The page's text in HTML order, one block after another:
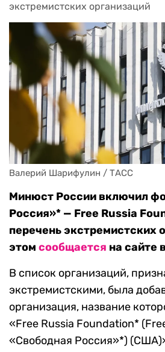
экстремистских организаций
Валерий Шарифулин / ТАСС
Минюст России включил
Россия»* — Free Russia
перечень экстремистских
этом сообщается на сайте
В список организаций,
экстремистскими, была
организация, название
«Free Russia Foundation*
«Свободная Россия»*)